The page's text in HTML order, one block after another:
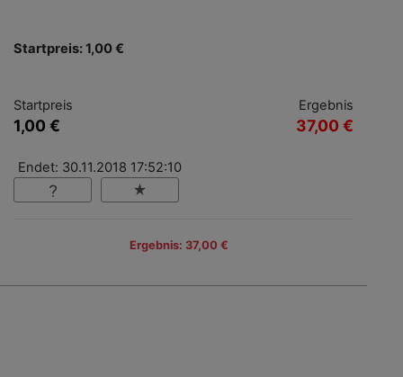
Startpreis: 1,00 €
Startpreis
1,00 €
Ergebnis
37,00 €
Endet: 30.11.2018 17:52:10
Ergebnis: 37,00 €